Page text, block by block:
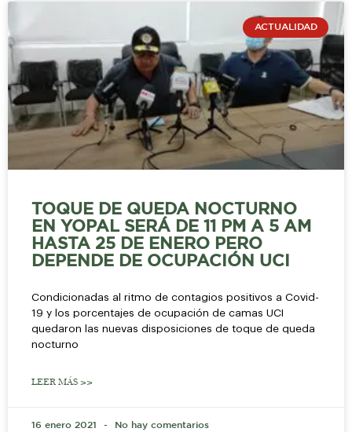
ACTUALIDAD
TOQUE DE QUEDA NOCTURNO
EN YOPAL SERÁ DE 11 PM A 5 AM
HASTA 25 DE ENERO PERO
DEPENDE DE OCUPACIÓN UCI
Condicionadas al ritmo de contagios positivos a Covid-
19 y los porcentajes de ocupación de camas UCI
quedaron las nuevas disposiciones de toque de queda
nocturno
LEER MÁS >>
16 enero 2021 No hay comentarios